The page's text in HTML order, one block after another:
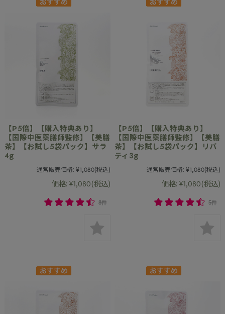
【P5倍】【購入特典あり】
【国際中医薬膳師監修】【美膳
茶】【お試し5袋パック】サラ
4g
通常販売価格: ¥1,080(税込)
価格: ¥1,080(税込)
8件
【P5倍】【購入特典あり】
【国際中医薬膳師監修】【美膳
茶】【お試し5袋パック】リバ
ティ3g
通常販売価格: ¥1,080(税込)
価格: ¥1,080(税込)
5件